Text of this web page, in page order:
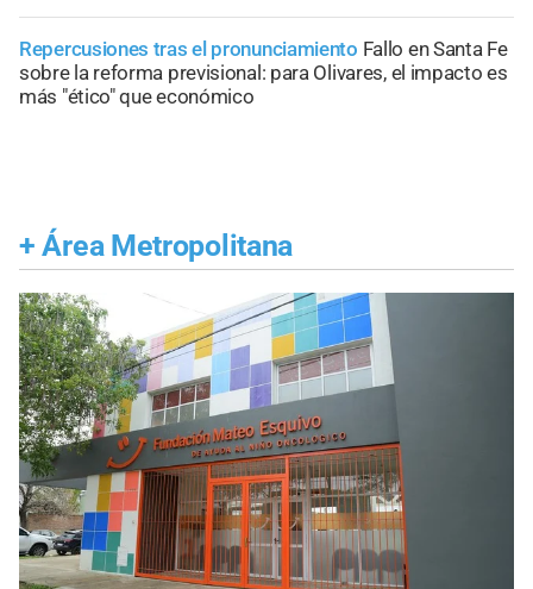
Repercusiones tras el pronunciamiento Fallo en Santa Fe
sobre la reforma previsional: para Olivares, el impacto es
más "ético" que económico
+ Área Metropolitana